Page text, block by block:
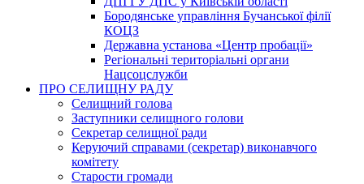
Бородянське управління Бучанської філії
КОЦЗ
Державна установа «Центр пробації»
Регіональні територіальні органи
Нацсоцслужби
ПРО СЕЛИЩНУ РАДУ
Селищний голова
Заступники селищного голови
Секретар селищної ради
Керуючий справами (секретар) виконавчого
комітету
Старости громади